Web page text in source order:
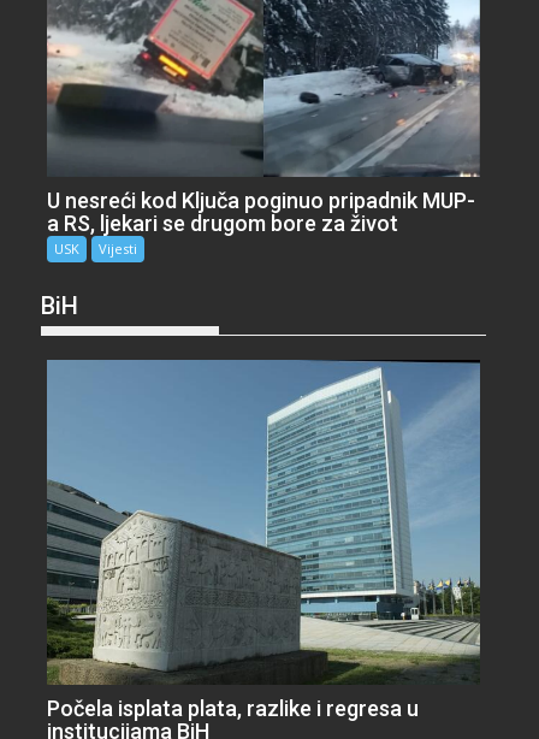
U nesreći kod Ključa poginuo pripadnik MUP-
a RS, ljekari se drugom bore za život
USK Vijesti
BiH
Počela isplata plata, razlike i regresa u
institucijama BiH